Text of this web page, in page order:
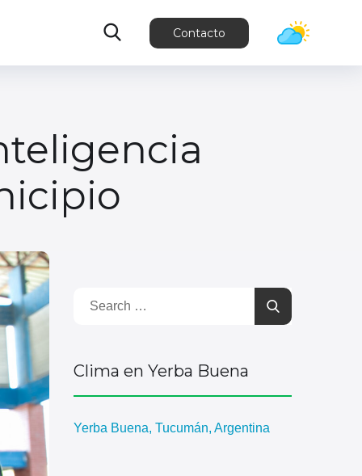
Contacto
Clima en Yerba Buena
Yerba Buena, Tucumán, Argentina